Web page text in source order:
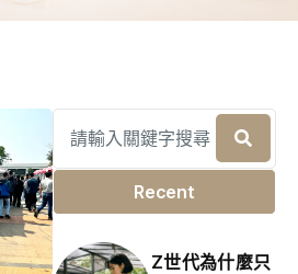
Recent
Z世代為什麼只